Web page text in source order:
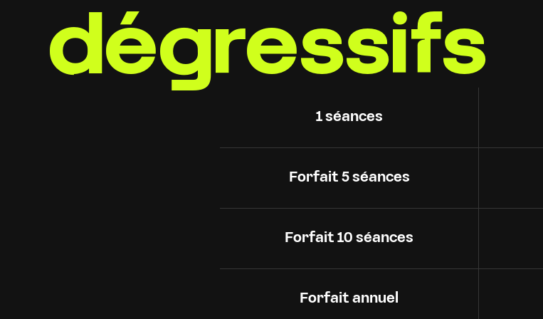
dégressifs
1 séances
Forfait 5 séances
Forfait 10 séances
Forfait annuel